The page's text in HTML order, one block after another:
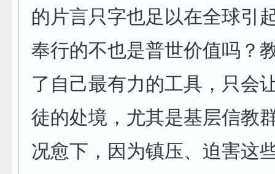
的片言只字也足以在全球引
奉行的不也是普世价值吗？
了自己最有力的工具，只会
徒的处境，尤其是基层信教
况愈下，因为镇压、迫害这